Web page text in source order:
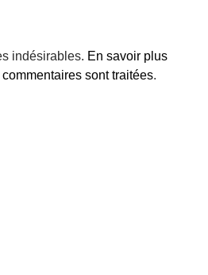
indésirables. En savoir plus
sont traitées.